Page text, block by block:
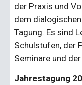
der Praxis und
dem
Tagung. Es sind
Schulstufen, der
Seminare und
Jahrestagung